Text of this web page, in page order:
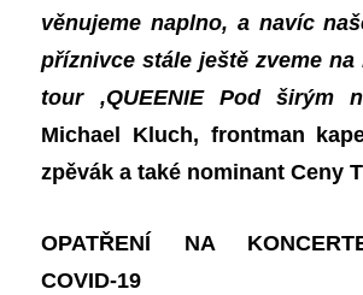
věnujeme naplno, a navíc
příznivce stále ještě zveme
tour ,QUEENIE Pod širým
Michael Kluch, frontman
zpěvák a také nominant Ceny
OPATŘENÍ NA
COVID-19